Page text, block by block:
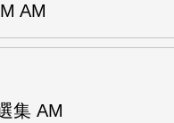
AM
集 AM